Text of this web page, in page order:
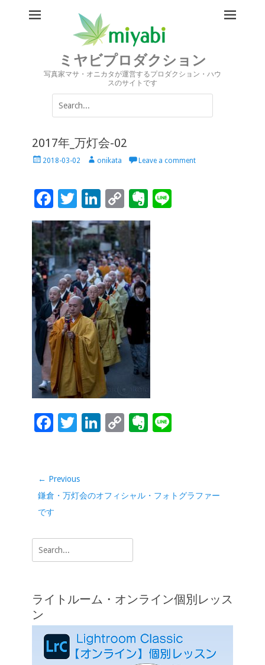
ミヤビプロダクション
写真家マサ・オニカタが運営するプロダクション・ハウ
スのサイトです
Search
for:
2017年_万灯会-02
Posted2018-03-02 Authoronikata Leave a comment
F
ac
e
b
o
o
k
T
wi
tt
er
Li
n
k
e
dI
n
C
o
p
y
Li
n
k
Ev
er
n
ot
e
F
b
o
o
k
T
er
Li
dI
C
Li
k
Ev
e
投
稿
ナ
ゲ
ー
ン
← Previous
Previous
post:
鎌倉・万灯会のオフィシャル・フォトグラファー
です
Search
for:
ライトルーム・オンライン個別レッス
ン